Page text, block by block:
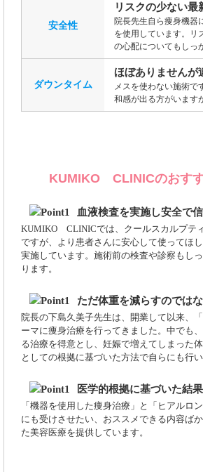
安全性
リスクの少ない最
院長先生自ら痩身機器
を使用しています。リ
の心配についてもしっ
ダウンタイム
ほぼありませんが
メスを使わない施術で
和感が出る方がいます
KUMIKO CLINICのおす
血液検査を実施し安全で
KUMIKO CLINICでは、クールスカルプテ
ですが、より患者さんに安心して使ってほ
実施しています。施術前の検査や診察もし
ります。
ただ体重を減らすのでは
院長の下島久美子先生は、開業して以来、
ーマに痩身治療を行ってきました。中でも
る治療を得意とし、妊娠で増えてしまった
としての根拠に基づいた方法で自らにも行
医学的根拠に基づいた結
「機器を使用した痩身治療」と「ヒアルロ
にも受けさせたい、おススメできる内容ば
た美容医療を提供しています。